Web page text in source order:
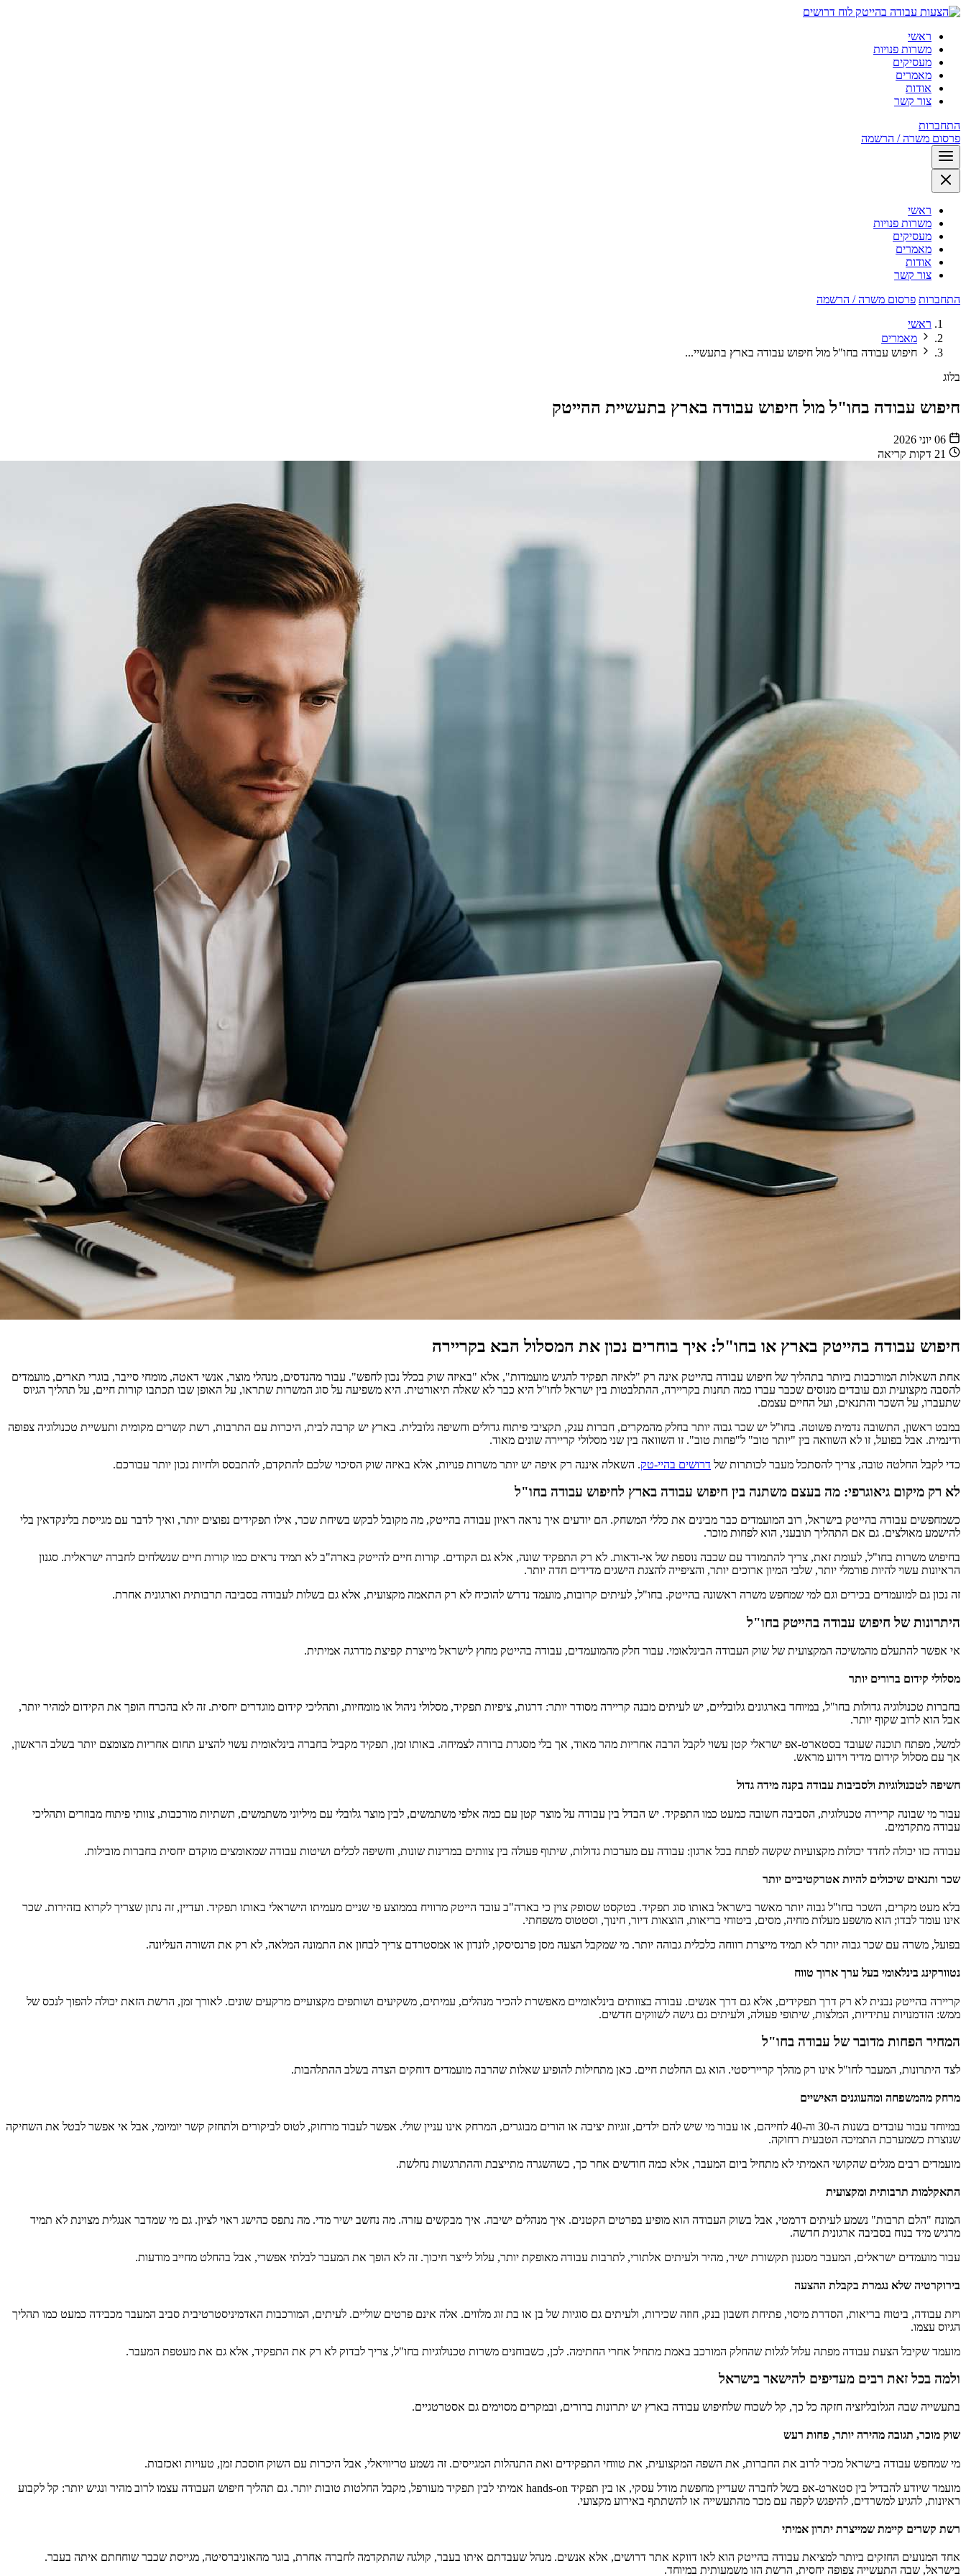
לוח דרושים
ראשי
משרות פנויות
מעסיקים
מאמרים
אודות
צור קשר
התחברות
פרסום משרה / הרשמה
ראשי
משרות פנויות
מעסיקים
מאמרים
אודות
צור קשר
התחברות פרסום משרה / הרשמה
ראשי
מאמרים
חיפוש עבודה בחו"ל מול חיפוש עבודה בארץ בתעשיי...
בלוג
חיפוש עבודה בחו"ל מול חיפוש עבודה בארץ בתעשיית ההייטק
06 יוני 2026
21 דקות קריאה
חיפוש עבודה בהייטק בארץ או בחו"ל: איך בוחרים נכון את המסלול הבא בקריירה
אחת השאלות המורכבות ביותר בתהליך של חיפוש עבודה בהייטק אינה רק "לאיזה תפקיד להגיש מועמדות", אלא "באיזה שוק בכלל נכון לחפש". עבור מהנדסים, מנהלי מוצר, אנשי דאטה, מומחי סייבר, בוגרי תארים, מועמדים
להסבה מקצועית וגם עובדים מנוסים שכבר עברו כמה תחנות בקריירה, ההתלבטות בין ישראל לחו"ל היא כבר לא שאלה תיאורטית. היא משפיעה על סוג המשרות שתראו, על האופן שבו תכתבו קורות חיים, על תהליך הגיוס
שתעברו, על השכר והתנאים, ועל החיים עצמם.
במבט ראשון, התשובה נדמית פשוטה. בחו"ל יש שכר גבוה יותר בחלק מהמקרים, חברות ענק, תקציבי פיתוח גדולים וחשיפה גלובלית. בארץ יש קרבה לבית, היכרות עם התרבות, רשת קשרים מקומית ותעשיית טכנולוגיה צפופה
ודינמית. אבל בפועל, זו לא השוואה בין "יותר טוב" ל"פחות טוב". זו השוואה בין שני מסלולי קריירה שונים מאוד.
כדי לקבל החלטה טובה, צריך להסתכל מעבר לכותרות של דרושים בהיי-טק. השאלה איננה רק איפה יש יותר משרות פנויות, אלא באיזה שוק הסיכוי שלכם להתקדם, להתבסס ולחיות נכון יותר עבורכם.
לא רק מיקום גיאוגרפי: מה בעצם משתנה בין חיפוש עבודה בארץ לחיפוש עבודה בחו"ל
כשמחפשים עבודה בהייטק בישראל, רוב המועמדים כבר מבינים את כללי המשחק. הם יודעים איך נראה ראיון עבודה בהייטק, מה מקובל לבקש בשיחת שכר, אילו תפקידים נפוצים יותר, ואיך לדבר עם מגייסת בלינקדאין בלי
להישמע מאולצים. גם אם התהליך תובעני, הוא לפחות מוכר.
בחיפוש משרות בחו"ל, לעומת זאת, צריך להתמודד עם שכבה נוספת של אי-ודאות. לא רק התפקיד שונה, אלא גם הקודים. קורות חיים להייטק בארה"ב לא תמיד נראים כמו קורות חיים שנשלחים לחברה ישראלית. סגנון
הראיונות עשוי להיות פורמלי יותר, שלבי המיון ארוכים יותר, והציפייה להצגת הישגים מדידים חדה יותר.
זה נכון גם למועמדים בכירים וגם למי שמחפש משרה ראשונה בהייטק. בחו"ל, לעיתים קרובות, מועמד נדרש להוכיח לא רק התאמה מקצועית, אלא גם בשלות לעבודה בסביבה תרבותית וארגונית אחרת.
היתרונות של חיפוש עבודה בהייטק בחו"ל
אי אפשר להתעלם מהמשיכה המקצועית של שוק העבודה הבינלאומי. עבור חלק מהמועמדים, עבודה בהייטק מחוץ לישראל מייצרת קפיצת מדרגה אמיתית.
מסלולי קידום ברורים יותר
בחברות טכנולוגיה גדולות בחו"ל, במיוחד בארגונים גלובליים, יש לעיתים מבנה קריירה מסודר יותר: דרגות, ציפיות תפקיד, מסלולי ניהול או מומחיות, ותהליכי קידום מוגדרים יחסית. זה לא בהכרח הופך את הקידום למהיר יותר,
אבל הוא לרוב שקוף יותר.
למשל, מפתח תוכנה שעובד בסטארט-אפ ישראלי קטן עשוי לקבל הרבה אחריות מהר מאוד, אך בלי מסגרת ברורה לצמיחה. באותו זמן, תפקיד מקביל בחברה בינלאומית עשוי להציע תחום אחריות מצומצם יותר בשלב הראשון,
אך עם מסלול קידום מדיד וידוע מראש.
חשיפה לטכנולוגיות ולסביבות עבודה בקנה מידה גדול
עבור מי שבונה קריירה טכנולוגית, הסביבה חשובה כמעט כמו התפקיד. יש הבדל בין עבודה על מוצר קטן עם כמה אלפי משתמשים, לבין מוצר גלובלי עם מיליוני משתמשים, תשתיות מורכבות, צוותי פיתוח מבוזרים ותהליכי
עבודה מתקדמים.
עבודה כזו יכולה לחדד יכולות מקצועיות שקשה לפתח בכל ארגון: עבודה עם מערכות גדולות, שיתוף פעולה בין צוותים במדינות שונות, וחשיפה לכלים ושיטות עבודה שמאומצים מוקדם יחסית בחברות מובילות.
שכר ותנאים שיכולים להיות אטרקטיביים יותר
בלא מעט מקרים, השכר בחו"ל גבוה יותר מאשר בישראל באותו סוג תפקיד. בטקסט שסופק צוין כי בארה"ב עובד הייטק מרוויח בממוצע פי שניים מעמיתו הישראלי באותו תפקיד. ועדיין, זה נתון שצריך לקרוא בזהירות. שכר
אינו עומד לבדו; הוא מושפע מעלות מחיה, מסים, ביטוחי בריאות, הוצאות דיור, חינוך, וסטטוס משפחתי.
בפועל, משרה עם שכר גבוה יותר לא תמיד מייצרת רווחה כלכלית גבוהה יותר. מי שמקבל הצעה מסן פרנסיסקו, לונדון או אמסטרדם צריך לבחון את התמונה המלאה, לא רק את השורה העליונה.
נטוורקינג בינלאומי בעל ערך ארוך טווח
קריירה בהייטק נבנית לא רק דרך תפקידים, אלא גם דרך אנשים. עבודה בצוותים בינלאומיים מאפשרת להכיר מנהלים, עמיתים, משקיעים ושותפים מקצועיים מרקעים שונים. לאורך זמן, הרשת הזאת יכולה להפוך לנכס של
ממש: הזדמנויות עתידיות, המלצות, שיתופי פעולה, ולעיתים גם גישה לשווקים חדשים.
המחיר הפחות מדובר של עבודה בחו"ל
לצד היתרונות, המעבר לחו"ל אינו רק מהלך קרייריסטי. הוא גם החלטת חיים. כאן מתחילות להופיע שאלות שהרבה מועמדים דוחקים הצדה בשלב ההתלהבות.
מרחק מהמשפחה ומהעוגנים האישיים
במיוחד עבור עובדים בשנות ה-30 וה-40 לחייהם, או עבור מי שיש להם ילדים, זוגיות יציבה או הורים מבוגרים, המרחק אינו עניין שולי. אפשר לעבוד מרחוק, לטוס לביקורים ולתחזק קשר יומיומי, אבל אי אפשר לבטל את השחיקה
שנוצרת כשמערכת התמיכה הטבעית רחוקה.
מועמדים רבים מגלים שהקושי האמיתי לא מתחיל ביום המעבר, אלא כמה חודשים אחר כך, כשהשגרה מתייצבת וההתרגשות נחלשת.
התאקלמות תרבותית ומקצועית
המונח "הלם תרבות" נשמע לעיתים דרמטי, אבל בשוק העבודה הוא מופיע בפרטים הקטנים. איך מנהלים ישיבה. איך מבקשים עזרה. מה נחשב ישיר מדי. מה נתפס כהישג ראוי לציון. גם מי שמדבר אנגלית מצוינת לא תמיד
מרגיש מיד בנוח בסביבה ארגונית חדשה.
עבור מועמדים ישראלים, המעבר מסגנון תקשורת ישיר, מהיר ולעיתים אלתורי, לתרבות עבודה מאופקת יותר, עלול לייצר חיכוך. זה לא הופך את המעבר לבלתי אפשרי, אבל בהחלט מחייב מודעות.
בירוקרטיה שלא נגמרת בקבלת ההצעה
ויזת עבודה, ביטוח בריאות, הסדרת מיסוי, פתיחת חשבון בנק, חוזה שכירות, ולעיתים גם סוגיות של בן או בת זוג מלווים. אלה אינם פרטים שוליים. לעיתים, המורכבות האדמיניסטרטיבית סביב המעבר מכבידה כמעט כמו תהליך
הגיוס עצמו.
מועמד שקיבל הצעת עבודה מפתה עלול לגלות שהחלק המורכב באמת מתחיל אחרי החתימה. לכן, כשבוחנים משרות טכנולוגיות בחו"ל, צריך לבדוק לא רק את התפקיד, אלא גם את מעטפת המעבר.
ולמה בכל זאת רבים מעדיפים להישאר בישראל
בתעשייה שבה הגלובליזציה חזקה כל כך, קל לשכוח שלחיפוש עבודה בארץ יש יתרונות ברורים, ובמקרים מסוימים גם אסטרטגיים.
שוק מוכר, תגובה מהירה יותר, פחות רעש
מי שמחפש עבודה בישראל מכיר לרוב את החברות, את השפה המקצועית, את טווחי התפקידים ואת התנהלות המגייסים. זה נשמע טריוויאלי, אבל היכרות עם השוק חוסכת זמן, טעויות ואכזבות.
מועמד שיודע להבדיל בין סטארט-אפ בשל לחברה שעדיין מחפשת מודל עסקי, או בין תפקיד hands-on אמיתי לבין תפקיד מעורפל, מקבל החלטות טובות יותר. גם תהליך חיפוש העבודה עצמו לרוב מהיר ונגיש יותר: קל לקבוע
ראיונות, להגיע למשרדים, להיפגש לקפה עם מכר מהתעשייה או להשתתף באירוע מקצועי.
רשת קשרים קיימת שמייצרת יתרון אמיתי
אחד המנועים החזקים ביותר למציאת עבודה בהייטק הוא לאו דווקא אתר דרושים, אלא אנשים. מנהל שעבדתם איתו בעבר, קולגה שהתקדמה לחברה אחרת, בוגר מהאוניברסיטה, מגייסת שכבר שוחחתם איתה בעבר.
בישראל, שבה התעשייה צפופה יחסית, הרשת הזו משמעותית במיוחד.